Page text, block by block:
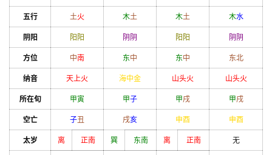
五行 土火 木土 木土 木水
阴阳 阳 阳 阴 阴 阳 阳 阴 阴
方位 中南 东中 东中 东北
纳音 天上火 海中金 山头火 山头火
所在旬 甲寅 甲子 甲戌 甲戌
空亡 子丑 戌亥 申酉 申酉
太岁 离 正南 巽 东南 离 正南 无